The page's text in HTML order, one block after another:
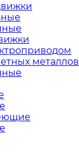
металлов